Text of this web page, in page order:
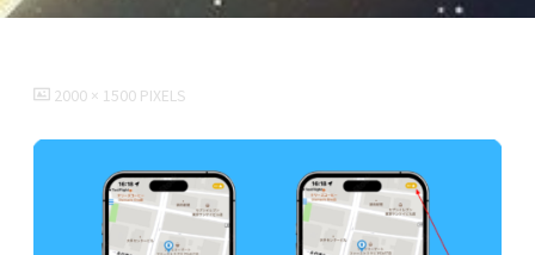
FULL2000 × 1500 PIXELS